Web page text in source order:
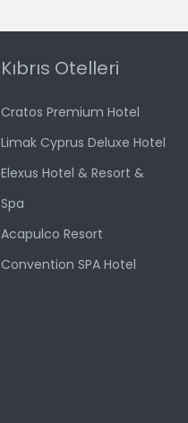
Kıbrıs Otelleri
Cratos Premium Hotel
Limak Cyprus Deluxe Hotel
Elexus Hotel & Resort &
Spa
Acapulco Resort
Convention SPA Hotel